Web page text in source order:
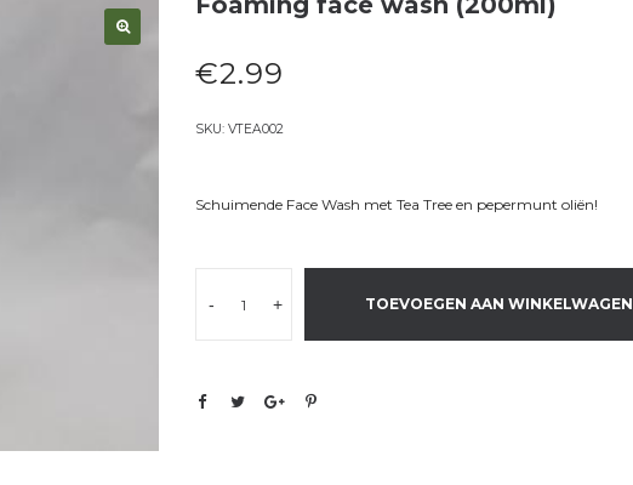
€2.99
SKU: VTEA002
Schuimende Face Wash met Tea Tree en pepermunt oliën!
- + TOEVOEGEN AAN WINKELWAGEN